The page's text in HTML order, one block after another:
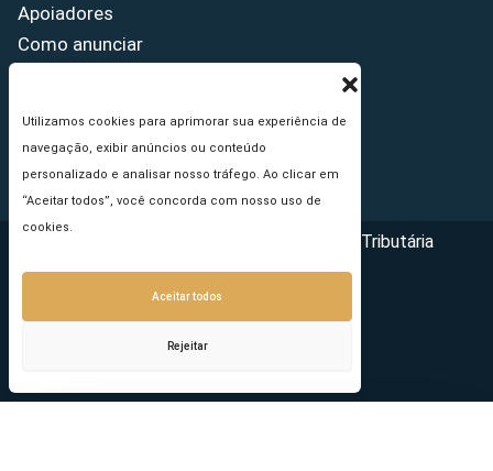
Utilizamos cookies para aprimorar sua experiência de
navegação, exibir anúncios ou conteúdo
personalizado e analisar nosso tráfego. Ao clicar em
“Aceitar todos”, você concorda com nosso uso de
cookies.
Aceitar todos
Rejeitar
Apoiadores
Como anunciar
Princípios Editoriais
Copyright © 2026 - Portal da Reforma Tributária